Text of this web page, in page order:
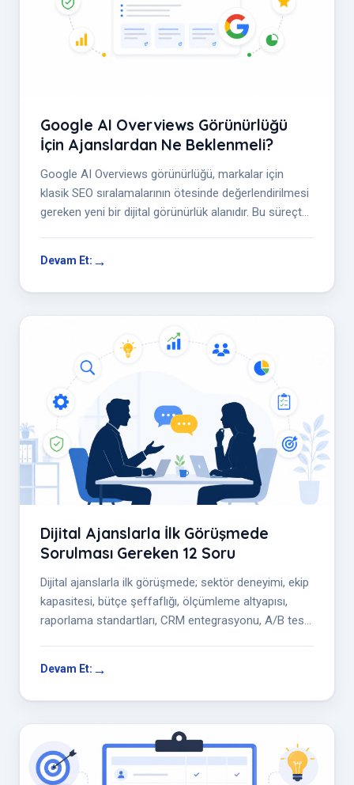
Google AI Overviews Görünürlüğü
İçin Ajanslardan Ne Beklenmeli?
Google AI Overviews görünürlüğü, markalar için
klasik SEO sıralamalarının ötesinde değerlendirilmesi
gereken yeni bir dijital görünürlük alanıdır. Bu süreçte
Devam Et:
Dijital Ajanslarla İlk Görüşmede
Sorulması Gereken 12 Soru
Dijital ajanslarla ilk görüşmede; sektör deneyimi, ekip
kapasitesi, bütçe şeffaflığı, ölçümleme altyapısı,
raporlama standartları, CRM entegrasyonu, A/B test
Devam Et: